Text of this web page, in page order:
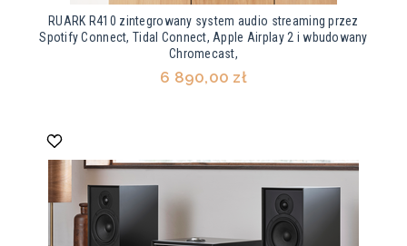
RUARK R410 zintegrowany system audio streaming przez
Spotify Connect, Tidal Connect, Apple Airplay 2 i wbudowany
Chromecast,
6 890,00 zł